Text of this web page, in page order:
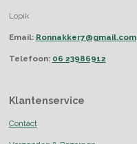
Lopik
Email: Ronnakker7@gmail.com
Telefoon: 06 23986912
Klantenservice
Contact